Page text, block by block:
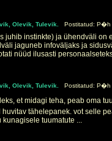
Olevik, Tulevik. Postitatud: P�h
juhib instinkte) ja ühendväli on
jaguneb infoväljaks ja
nüüd ilusasti
Olevik, Tulevik. Postitatud: P�h
et midagi teha, peab oma
huvitav tähelepanek. vot selle
kunagisele tuumatute ...